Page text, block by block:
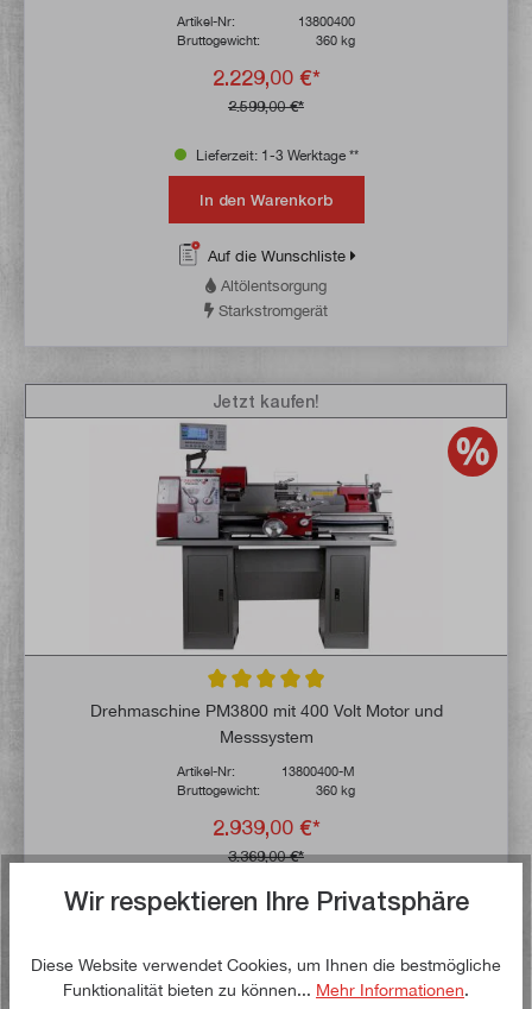
Artikel-Nr:
13800400
Bruttogewicht:
360 kg
2.229,00 €*
2.599,00 €*
Lieferzeit: 1-3 Werktage **
In den Warenkorb
Auf die Wunschliste
Altölentsorgung
Starkstromgerät
Durchschnittliche Bewertung von 4.9 von
Drehmaschine PM3800 mit 400 Volt Motor und
Messsystem
Artikel-Nr:
13800400-M
Bruttogewicht:
360 kg
2.939,00 €*
3.369,00 €*
Jetzt kaufen!
Lieferzeit: 1-3 Werktage **
Wir respektieren Ihre Privatsphäre
Diese Website verwendet Cookies, um Ihnen die bestmögliche
Funktionalität bieten zu können... Mehr Informationen.